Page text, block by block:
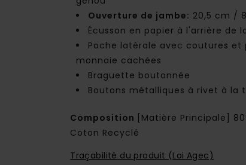
Ouverture de jambe: 20,5 cm /
Écusson en papier à l'arrière de
Poche latérale avec coutures et
monnaie cachées
Braguette boutonnée
Boutons métalliques à rivet à la
Composition [Matière Principale]
Coton Recyclé
Traçabilité du produit (Loi Agec)